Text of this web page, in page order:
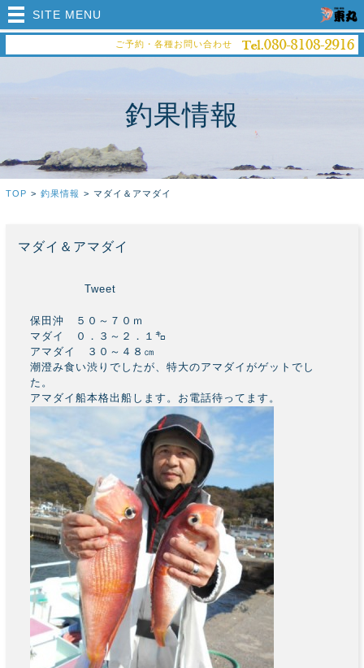
ご予約・各種お問い合わせ
SITE MENU
釣果情報
TOP > 釣果情報 > マダイ＆アマダイ
マダイ＆アマダイ
Tweet
保田沖 ５０～７０ｍ
マダイ ０．３～２．１㌔
アマダイ ３０～４８㎝
潮澄み食い渋りでしたが、特大のアマダイがゲットでし
た。
アマダイ船本格出船します。お電話待ってます。